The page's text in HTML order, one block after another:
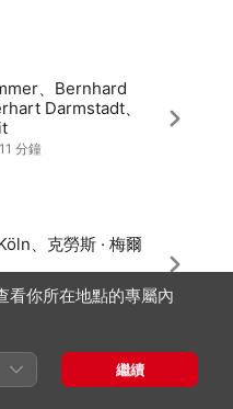
、Bernhard
Darmstadt、
分鐘
、克勞斯 · 梅爾
分鐘
看你所在地點的專屬內
繼續